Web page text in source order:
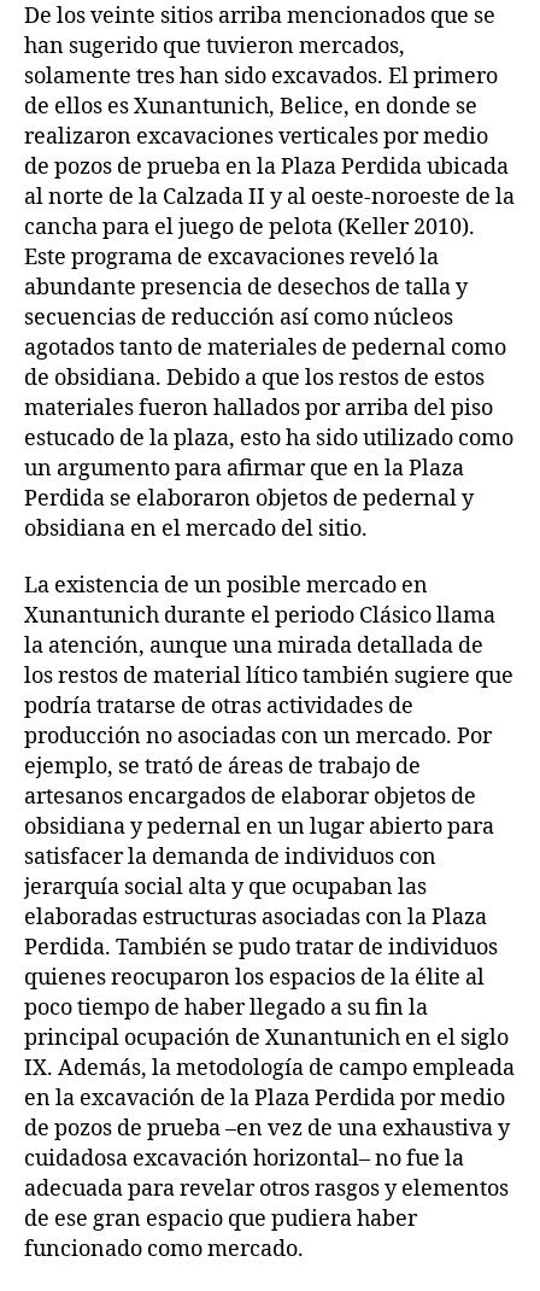
De los veinte sitios arriba mencionados que se
han sugerido que tuvieron mercados,
solamente tres han sido excavados. El primero
de ellos es Xunantunich, Belice, en donde se
realizaron excavaciones verticales por medio
de pozos de prueba en la Plaza Perdida ubicada
al norte de la Calzada II y al oeste-noroeste de la
cancha para el juego de pelota (Keller 2010).
Este programa de excavaciones reveló la
abundante presencia de desechos de talla y
secuencias de reducción así como núcleos
agotados tanto de materiales de pedernal como
de obsidiana. Debido a que los restos de estos
materiales fueron hallados por arriba del piso
estucado de la plaza, esto ha sido utilizado como
un argumento para afirmar que en la Plaza
Perdida se elaboraron objetos de pedernal y
obsidiana en el mercado del sitio.
La existencia de un posible mercado en
Xunantunich durante el periodo Clásico llama
la atención, aunque una mirada detallada de
los restos de material lítico también sugiere que
podría tratarse de otras actividades de
producción no asociadas con un mercado. Por
ejemplo, se trató de áreas de trabajo de
artesanos encargados de elaborar objetos de
obsidiana y pedernal en un lugar abierto para
satisfacer la demanda de individuos con
jerarquía social alta y que ocupaban las
elaboradas estructuras asociadas con la Plaza
Perdida. También se pudo tratar de individuos
quienes reocuparon los espacios de la élite al
poco tiempo de haber llegado a su fin la
principal ocupación de Xunantunich en el siglo
IX. Además, la metodología de campo empleada
en la excavación de la Plaza Perdida por medio
de pozos de prueba –en vez de una exhaustiva y
cuidadosa excavación horizontal– no fue la
adecuada para revelar otros rasgos y elementos
de ese gran espacio que pudiera haber
funcionado como mercado.